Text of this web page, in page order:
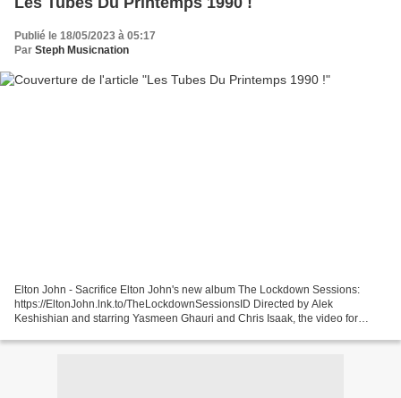
Publié le 18/05/2023 à 05:17
Par Steph Musicnation
Elton John - Sacrifice Elton John's new album The Lockdown Sessions:
https://EltonJohn.lnk.to/TheLockdownSessionsID Directed by Alek
Keshishian and starring Yasmeen Ghauri and Chris Isaak, the video for